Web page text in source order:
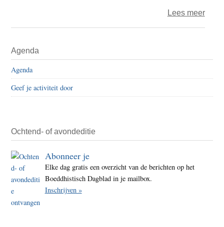
Lees meerover
Sidebar
Agenda
Agenda
Geef je activiteit door
Ochtend- of avondeditie
Abonneer je
Elke dag gratis een overzicht van de berichten op het
Boeddhistisch Dagblad in je mailbox.
Inschrijven »